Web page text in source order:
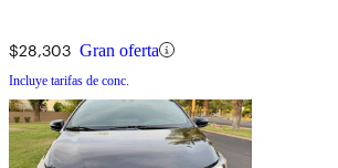
$28,303 Gran oferta
Incluye tarifas de conc.